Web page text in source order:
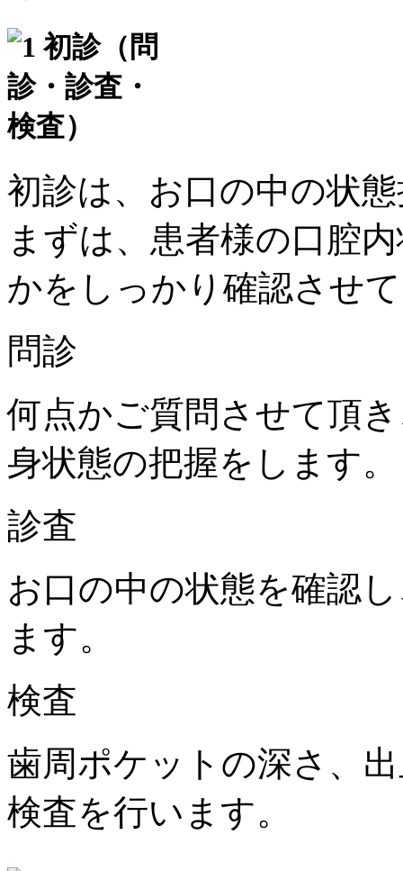
初診は、お口の中の状
まずは、患者様の口腔
かをしっかり確認させ
問診
何点かご質問させて頂
身状態の把握をします。
診査
お口の中の状態を確認
ます。
検査
歯周ポケットの深さ、
検査を行います。